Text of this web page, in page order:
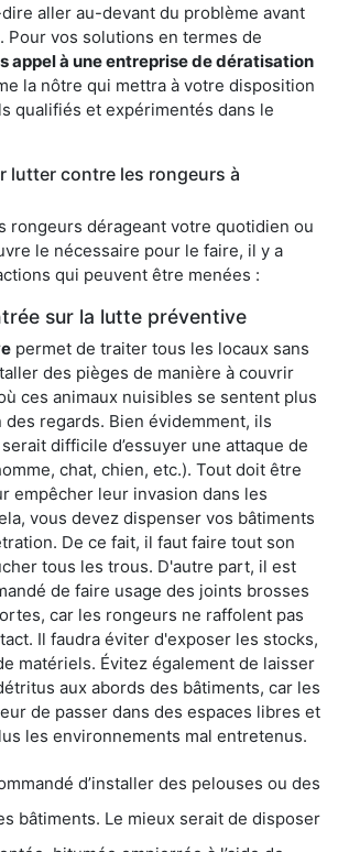
aller au-devant du problème avant
Pour vos solutions en termes de
appel à une entreprise de dératisation
la nôtre qui mettra à votre disposition
qualifiés et expérimentés dans le
lutter contre les rongeurs à
rongeurs dérageant votre quotidien ou
le nécessaire pour le faire, il y a
qui peuvent être menées :
sur la lutte préventive
permet de traiter tous les locaux sans
des pièges de manière à couvrir
ces animaux nuisibles se sentent plus
regards. Bien évidemment, ils
difficile d’essuyer une attaque de
chat, chien, etc.). Tout doit être
empêcher leur invasion dans les
vous devez dispenser vos bâtiments
De ce fait, il faut faire tout son
tous les trous. D'autre part, il est
de faire usage des joints brosses
car les rongeurs ne raffolent pas
Il faudra éviter d'exposer les stocks,
matériels. Évitez également de laisser
aux abords des bâtiments, car les
de passer dans des espaces libres et
les environnements mal entretenus.
d’installer des pelouses ou des
bâtiments. Le mieux serait de disposer